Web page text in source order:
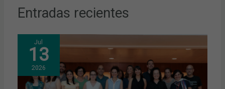
Entradas recientes
Jul
13
2026